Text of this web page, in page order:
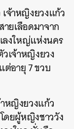
จ้าหญิงยวงแก้ว
ยเลือดมาจาก
ลงใหญ่แห่งนคร
วเจ้าหญิงยวง
อายุ 7 ขวบ
หญิงยวงแก้ว
ยผู้หญิงชาววัง